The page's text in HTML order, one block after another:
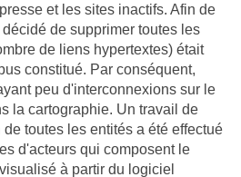
et les sites inactifs. Afin de
de supprimer toutes les
de liens hypertextes) était
constitué. Par conséquent,
peu d'interconnexions sur le
la cartographie. Un travail de
toutes les entités a été effectué
d'acteurs qui composent le
à partir du logiciel